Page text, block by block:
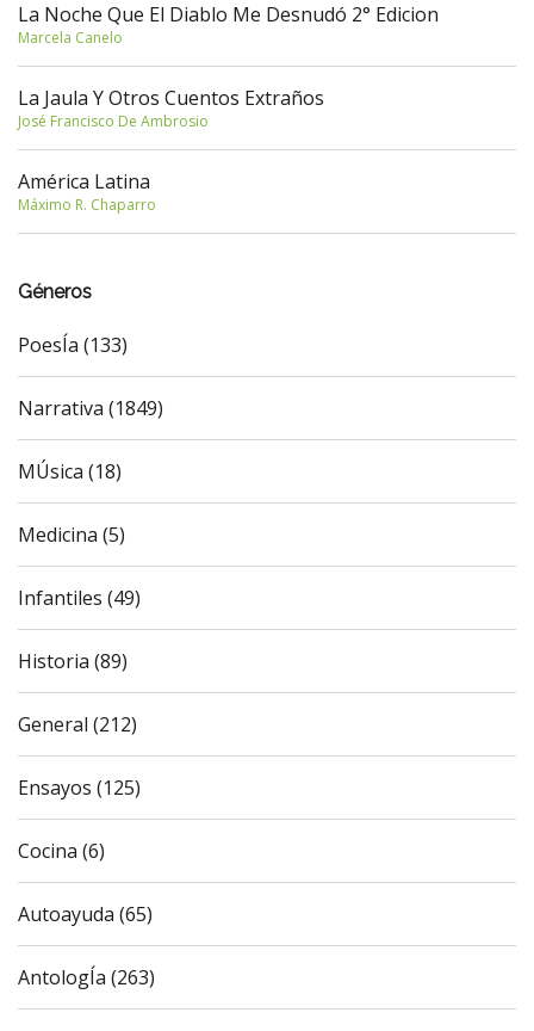
La Noche Que El Diablo Me Desnudó 2° Edicion
Marcela Canelo
La Jaula Y Otros Cuentos Extraños
José Francisco De Ambrosio
América Latina
Máximo R. Chaparro
Géneros
PoesÍa (133)
Narrativa (1849)
MÚsica (18)
Medicina (5)
Infantiles (49)
Historia (89)
General (212)
Ensayos (125)
Cocina (6)
Autoayuda (65)
AntologÍa (263)